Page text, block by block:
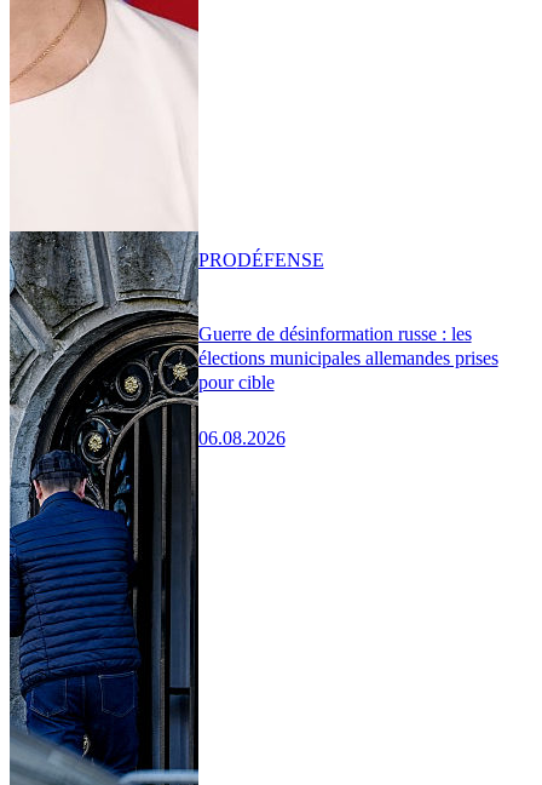
Guerre de désinformation russe : les
élections municipales allemandes prises
pour cible
06.08.2026
PRODÉFENSE